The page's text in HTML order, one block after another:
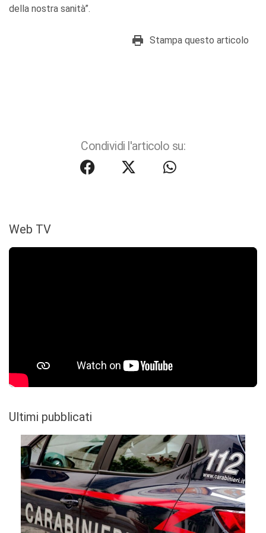
della nostra sanità”.
Stampa questo articolo
Condividi l'articolo su:
Web TV
Ultimi pubblicati